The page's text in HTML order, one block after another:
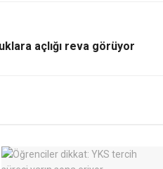
açlığı reva görüyor